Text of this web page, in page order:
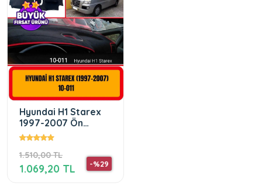
Hyundai H1 Starex
1997-2007 Ön
Örtüsü Göğüs Panel
1.510,00 TL
-%29
1.069,20 TL